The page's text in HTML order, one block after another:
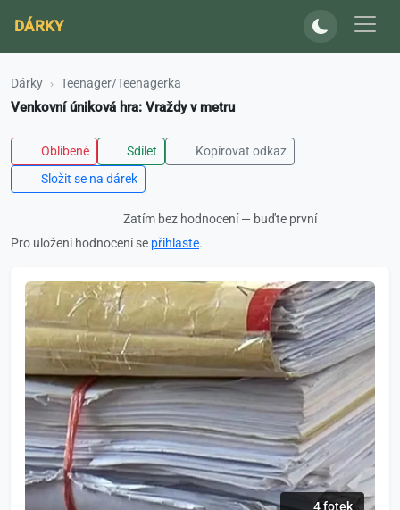
DÁRKY
Dárky Teenager/Teenagerka
Venkovní úniková hra: Vraždy v metru
Oblíbené Sdílet
Kopírovat odkaz
Složit se na dárek
Zatím bez hodnocení — buďte první
Pro uložení hodnocení se přihlaste.
4 fotek